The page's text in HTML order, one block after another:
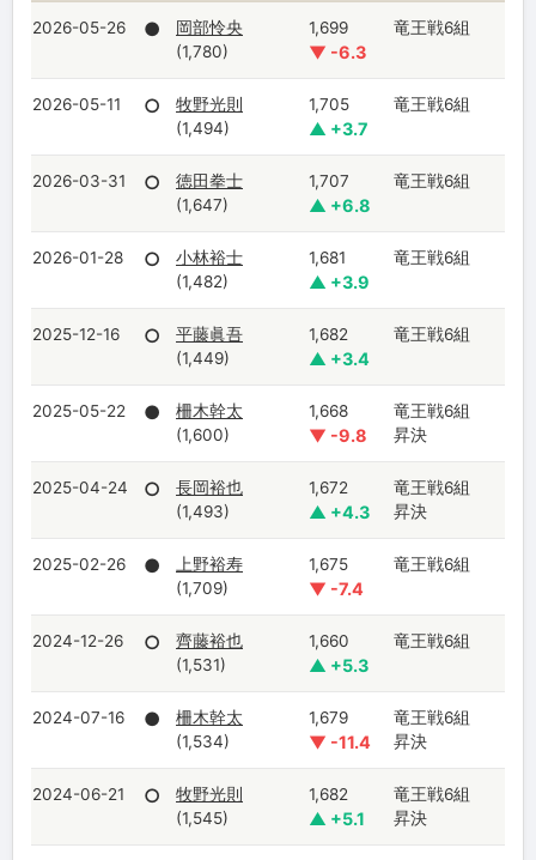
2026-05-26 ●
岡部怜央
(1,780)
1,699
▼ -6.3
竜王戦6組
2026-05-11 ○
牧野光則
(1,494)
1,705
▲ +3.7
竜王戦6組
2026-03-31 ○
徳田拳士
(1,647)
1,707
▲ +6.8
竜王戦6組
2026-01-28 ○
小林裕士
(1,482)
1,681
▲ +3.9
竜王戦6組
2025-12-16 ○
平藤眞吾
(1,449)
1,682
▲ +3.4
竜王戦6組
2025-05-22 ●
柵木幹太
(1,600)
1,668
▼ -9.8
竜王戦6組
昇決
2025-04-24 ○
長岡裕也
(1,493)
1,672
▲ +4.3
竜王戦6組
昇決
2025-02-26 ●
上野裕寿
(1,709)
1,675
▼ -7.4
竜王戦6組
2024-12-26 ○
齊藤裕也
(1,531)
1,660
▲ +5.3
竜王戦6組
2024-07-16 ●
柵木幹太
(1,534)
1,679
▼ -11.4
竜王戦6組
昇決
2024-06-21 ○
牧野光則
(1,545)
1,682
▲ +5.1
竜王戦6組
昇決